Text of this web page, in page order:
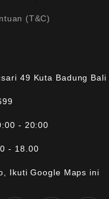
(T&C)
49 Kuta Badung Bali
- 20:00
- 18.00
Ikuti Google Maps ini